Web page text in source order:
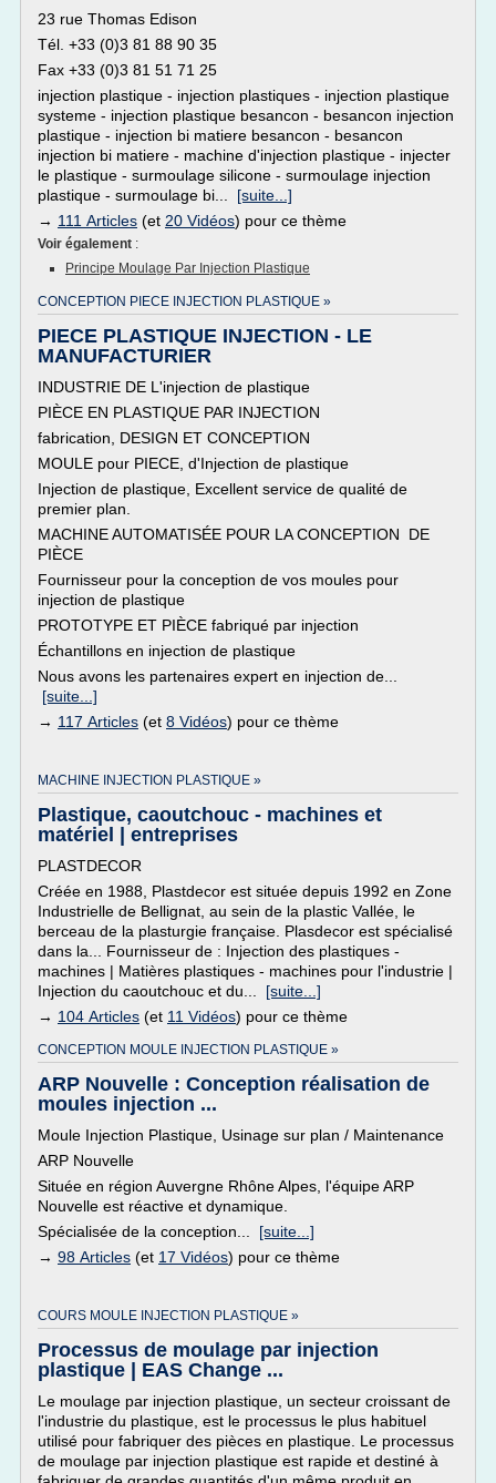
23 rue Thomas Edison
Tél. +33 (0)3 81 88 90 35
Fax +33 (0)3 81 51 71 25
injection plastique - injection plastiques - injection plastique
systeme - injection plastique besancon - besancon injection
plastique - injection bi matiere besancon - besancon
injection bi matiere - machine d'injection plastique - injecter
le plastique - surmoulage silicone - surmoulage injection
plastique - surmoulage bi... [suite...]
→ 111 Articles (et 20 Vidéos) pour ce thème
Voir également :
Principe Moulage Par Injection Plastique
CONCEPTION PIECE INJECTION PLASTIQUE »
PIECE PLASTIQUE INJECTION - LE
MANUFACTURIER
INDUSTRIE DE L'injection de plastique
PIÈCE EN PLASTIQUE PAR INJECTION
fabrication, DESIGN ET CONCEPTION
MOULE pour PIECE, d'Injection de plastique
Injection de plastique, Excellent service de qualité de
premier plan.
MACHINE AUTOMATISÉE POUR LA CONCEPTION DE
PIÈCE
Fournisseur pour la conception de vos moules pour
injection de plastique
PROTOTYPE ET PIÈCE fabriqué par injection
Échantillons en injection de plastique
Nous avons les partenaires expert en injection de...
[suite...]
→ 117 Articles (et 8 Vidéos) pour ce thème
MACHINE INJECTION PLASTIQUE »
Plastique, caoutchouc - machines et
matériel | entreprises
PLASTDECOR
Créée en 1988, Plastdecor est située depuis 1992 en Zone
Industrielle de Bellignat, au sein de la plastic Vallée, le
berceau de la plasturgie française. Plasdecor est spécialisé
dans la... Fournisseur de : Injection des plastiques -
machines | Matières plastiques - machines pour l'industrie |
Injection du caoutchouc et du... [suite...]
→ 104 Articles (et 11 Vidéos) pour ce thème
CONCEPTION MOULE INJECTION PLASTIQUE »
ARP Nouvelle : Conception réalisation de
moules injection ...
Moule Injection Plastique, Usinage sur plan / Maintenance
ARP Nouvelle
Située en région Auvergne Rhône Alpes, l'équipe ARP
Nouvelle est réactive et dynamique.
Spécialisée de la conception... [suite...]
→ 98 Articles (et 17 Vidéos) pour ce thème
COURS MOULE INJECTION PLASTIQUE »
Processus de moulage par injection
plastique | EAS Change ...
Le moulage par injection plastique, un secteur croissant de
l'industrie du plastique, est le processus le plus habituel
utilisé pour fabriquer des pièces en plastique. Le processus
de moulage par injection plastique est rapide et destiné à